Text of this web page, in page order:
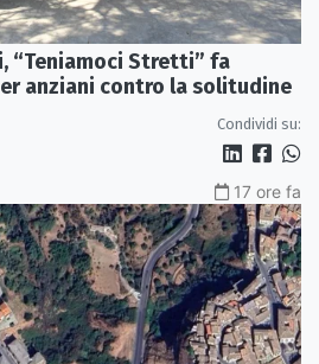
“Teniamoci Stretti” fa
anziani contro la solitudine
Condividi su:
17 ore fa